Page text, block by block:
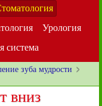
Урология
система
зуба мудрости
вниз